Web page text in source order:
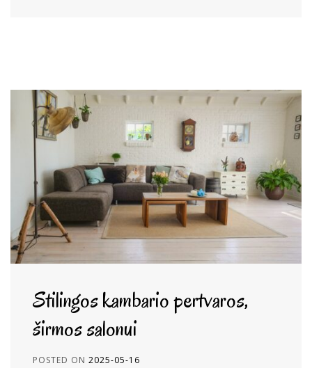
Stilingos kambario pertvaros,
širmos salonui
POSTED ON 2025-05-16